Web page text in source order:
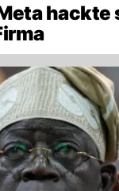
hackte